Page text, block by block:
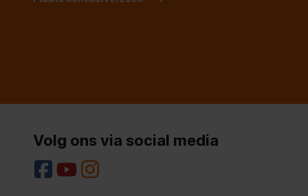
Energie-efficiëntieklasse (2010/30/EU)
Type installatie
Volg ons via social media